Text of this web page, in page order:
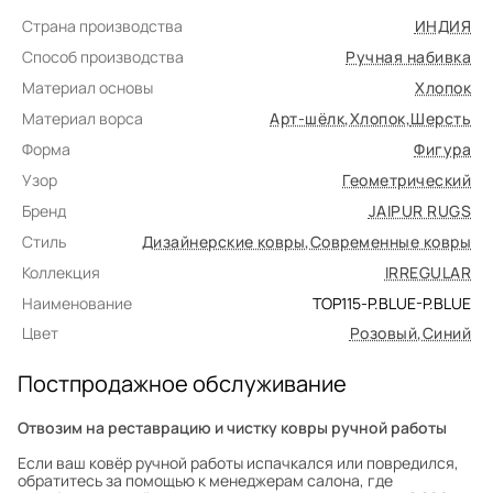
Страна производства
ИНДИЯ
Способ производства
Ручная набивка
Материал основы
Хлопок
Материал ворса
Арт-шёлк,Хлопок,Шерсть
Форма
Фигура
Узор
Геометрический
Бренд
JAIPUR RUGS
Стиль
Дизайнерские ковры,Современные ковры
Коллекция
IRREGULAR
Наименование
TOP115-P.BLUE-P.BLUE
Цвет
Розовый,Синий
Постпродажное обслуживание
Отвозим на реставрацию и чистку ковры ручной работы
Если ваш ковёр ручной работы испачкался или повредился,
обратитесь за помощью к менеджерам салона, где